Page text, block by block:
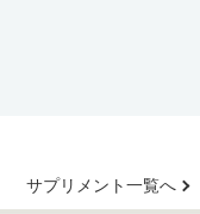
サプリメント一覧へ